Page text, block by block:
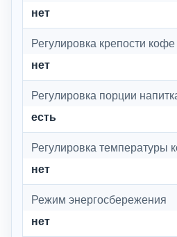
нет
Регулировка крепости кофе
нет
Регулировка порции
есть
Регулировка температуры
нет
Режим энергосбережения
нет